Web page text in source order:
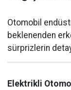
Otomobil
beklenenden
sürprizlerin
Elektrikli